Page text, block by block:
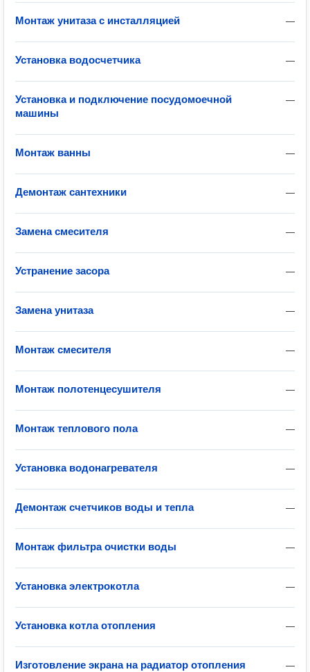
—
Монтаж унитаза с инсталляцией
—
Установка водосчетчика
—
Установка и подключение посудомоечной
машины
—
Монтаж ванны
—
Демонтаж сантехники
—
Замена смесителя
—
Устранение засора
—
Замена унитаза
—
Монтаж смесителя
—
Монтаж полотенцесушителя
—
Монтаж теплового пола
—
Установка водонагревателя
—
Демонтаж счетчиков воды и тепла
—
Монтаж фильтра очистки воды
—
Установка электрокотла
—
Установка котла отопления
—
Изготовление экрана на радиатор отопления